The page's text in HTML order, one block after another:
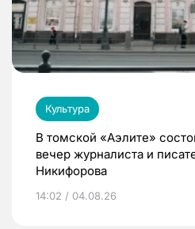
Культура
В томской «Аэлите»
вечер журналиста и
Никифорова
14:02 / 04.08.26